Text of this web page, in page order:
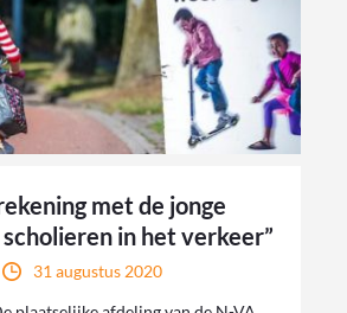
met de jonge
in het verkeer”
31 augustus 2020